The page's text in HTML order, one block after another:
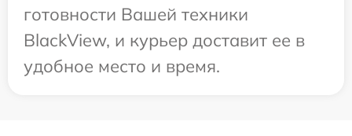
готовности Вашей техники
BlackView, и курьер доставит ее в
удобное место и время.